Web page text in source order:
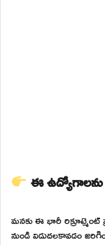
ఈ ఉద్యోగాలను
మనకు ఈ భారీ
నుండి విడుదలకావడం